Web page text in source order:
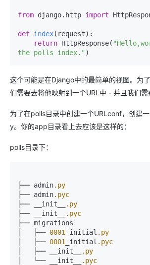
from django.http import
def index( request):
return HttpResponse(
the polls index."
这个可能是在Django中的最简单的视图。为
们需要去将他映射到一个URL中 - 并且我们需
为了在polls目录中创建一个URLconf，创建
y。你的app目录看上去应该是这样的：
polls目录下：
├── admin.py
├── admin.pyc
├── __init__
.py
├── __init__
.pyc
├── migrations
│   ├── 0001 _initial .py
│   ├── 0001 _initial .pyc
│   ├── __init__
.py
│   └── __init__
.pyc